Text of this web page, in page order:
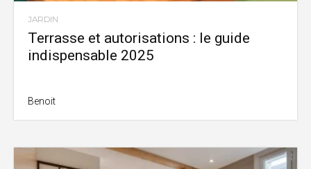
JARDIN
Terrasse et autorisations : le guide
indispensable 2025
Benoit